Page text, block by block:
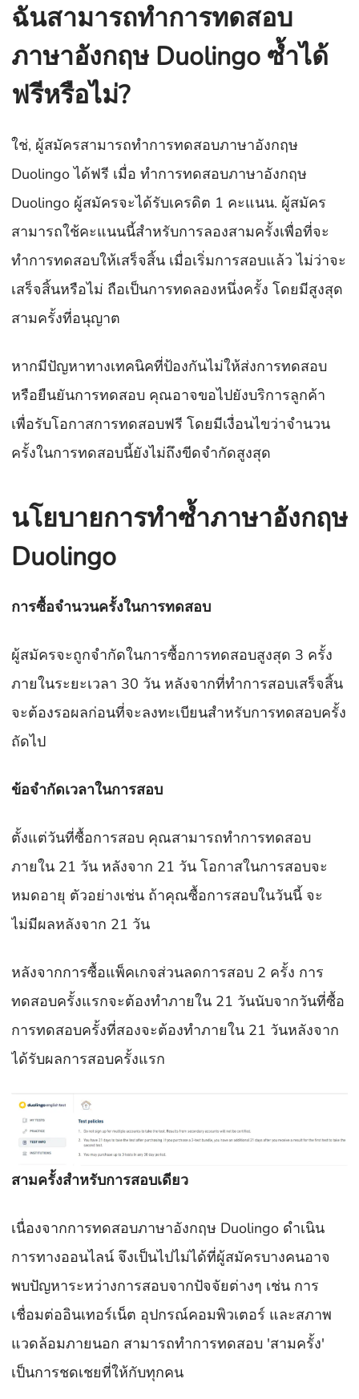
ฉันสามารถทำการทดสอบ
ภาษาอังกฤษ Duolingo ซ้ำได้
ฟรีหรือไม่?
ใช่, ผู้สมัครสามารถทำการทดสอบภาษาอังกฤษ
Duolingo ได้ฟรี เมื่อ ทำการทดสอบภาษาอังกฤษ
Duolingo ผู้สมัครจะได้รับเครดิต 1 คะแนน. ผู้สมัคร
สามารถใช้คะแนนนี้สำหรับการลองสามครั้งเพื่อที่จะ
ทำการทดสอบให้เสร็จสิ้น เมื่อเริ่มการสอบแล้ว ไม่ว่าจะ
เสร็จสิ้นหรือไม่ ถือเป็นการทดลองหนึ่งครั้ง โดยมีสูงสุด
สามครั้งที่อนุญาต
หากมีปัญหาทางเทคนิคที่ป้องกันไม่ให้ส่งการทดสอบ
หรือยืนยันการทดสอบ คุณอาจขอไปยังบริการลูกค้า
เพื่อรับโอกาสการทดสอบฟรี โดยมีเงื่อนไขว่าจำนวน
ครั้งในการทดสอบนี้ยังไม่ถึงขีดจำกัดสูงสุด
นโยบายการทำซ้ำภาษาอังกฤษ
Duolingo
การซื้อจำนวนครั้งในการทดสอบ
ผู้สมัครจะถูกจำกัดในการซื้อการทดสอบสูงสุด 3 ครั้ง
ภายในระยะเวลา 30 วัน หลังจากที่ทำการสอบเสร็จสิ้น
จะต้องรอผลก่อนที่จะลงทะเบียนสำหรับการทดสอบครั้ง
ถัดไป
ข้อจำกัดเวลาในการสอบ
ตั้งแต่วันที่ซื้อการสอบ คุณสามารถทำการทดสอบ
ภายใน 21 วัน หลังจาก 21 วัน โอกาสในการสอบจะ
หมดอายุ ตัวอย่างเช่น ถ้าคุณซื้อการสอบในวันนี้ จะ
ไม่มีผลหลังจาก 21 วัน
หลังจากการซื้อแพ็คเกจส่วนลดการสอบ 2 ครั้ง การ
ทดสอบครั้งแรกจะต้องทำภายใน 21 วันนับจากวันที่ซื้อ
การทดสอบครั้งที่สองจะต้องทำภายใน 21 วันหลังจาก
ได้รับผลการสอบครั้งแรก
สามครั้งสำหรับการสอบเดียว
เนื่องจากการทดสอบภาษาอังกฤษ Duolingo ดำเนิน
การทางออนไลน์ จึงเป็นไปไม่ได้ที่ผู้สมัครบางคนอาจ
พบปัญหาระหว่างการสอบจากปัจจัยต่างๆ เช่น การ
เชื่อมต่ออินเทอร์เน็ต อุปกรณ์คอมพิวเตอร์ และสภาพ
แวดล้อมภายนอก สามารถทำการทดสอบ 'สามครั้ง'
เป็นการชดเชยที่ให้กับทุกคน